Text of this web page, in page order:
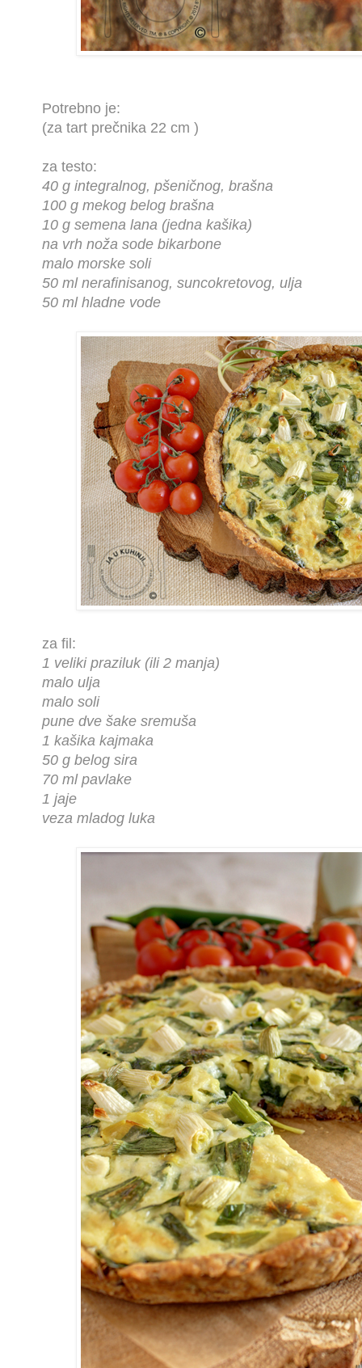
Potrebno je:
(za tart prečnika 22 cm )
za testo:
40 g integralnog, pšeničnog, brašna
100 g mekog belog brašna
10 g semena lana (jedna kašika)
na vrh noža sode bikarbone
malo morske soli
50 ml nerafinisanog, suncokretovog, ulja
50 ml hladne vode
za fil:
1 veliki praziluk (ili 2 manja)
malo ulja
malo soli
pune dve šake sremuša
1 kašika kajmaka
50 g belog sira
70 ml pavlake
1 jaje
veza mladog luka